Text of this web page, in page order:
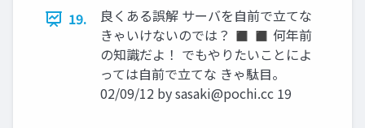
19.
良くある誤解 サーバを自前で立てな
きゃいけないのでは？ ◼ ◼ 何年前
の知識だよ！ でもやりたいことによ
っては自前で立てな きゃ駄目。
02/09/12 bysasaki@pochi.cc 19